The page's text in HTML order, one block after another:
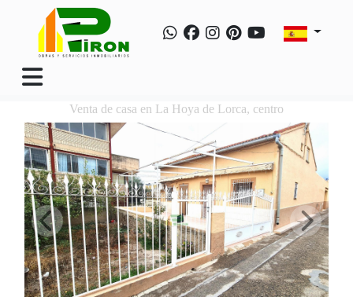
Venta de casa en La Hoya de Lorca, centro